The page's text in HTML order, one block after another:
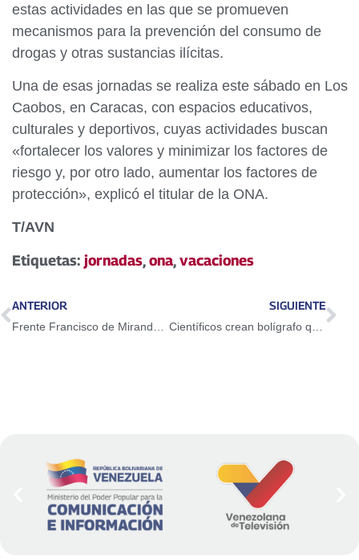
estas actividades en las que se promueven
mecanismos para la prevención del consumo de
drogas y otras sustancias ilícitas.
Una de esas jornadas se realiza este sábado en Los
Caobos, en Caracas, con espacios educativos,
culturales y deportivos, cuyas actividades buscan
«fortalecer los valores y minimizar los factores de
riesgo y, por otro lado, aumentar los factores de
protección», explicó el titular de la ONA.
T/AVN
Etiquetas: jornadas,ona,vacaciones
ANTERIOR SIGUIENTE